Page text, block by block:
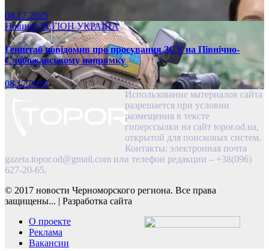
08.17.2025
НовиниРЕГІОНУКРАЇНА
Генштаб повідомив про просування ЗСУ на Північно-
Слобожанському напрямку
08.17.2025
Использование материалов сайта
разрешается при условии
размещения в тексте
гиперссылки на сайт topor.od.ua,
открытой для поисковых систем.
Контакты: электронная почта
gazeta.topor.od@gmail.com или телефон редакции – +38(096)
627-20-65.
© 2017 новости Черноморского региона. Все права
защищены... | Разработка сайта
О проекте
Реклама
Вакансии